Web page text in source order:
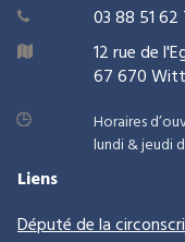
 03 88 51 62
12 rue de
67 670
Horaires
lundi & jeudi
Liens
Député de la